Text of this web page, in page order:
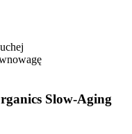
Slow-Aging